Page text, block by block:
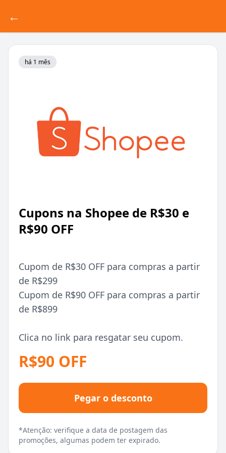
←
há 1 mês
Cupons na Shopee de R$30 e
R$90 OFF
Cupom de R$30 OFF para compras a partir
de R$299
Cupom de R$90 OFF para compras a partir
de R$899
Clica no link para resgatar seu cupom.
R$90 OFF
Pegar o desconto
*Atenção: verifique a data de postagem das
promoções, algumas podem ter expirado.